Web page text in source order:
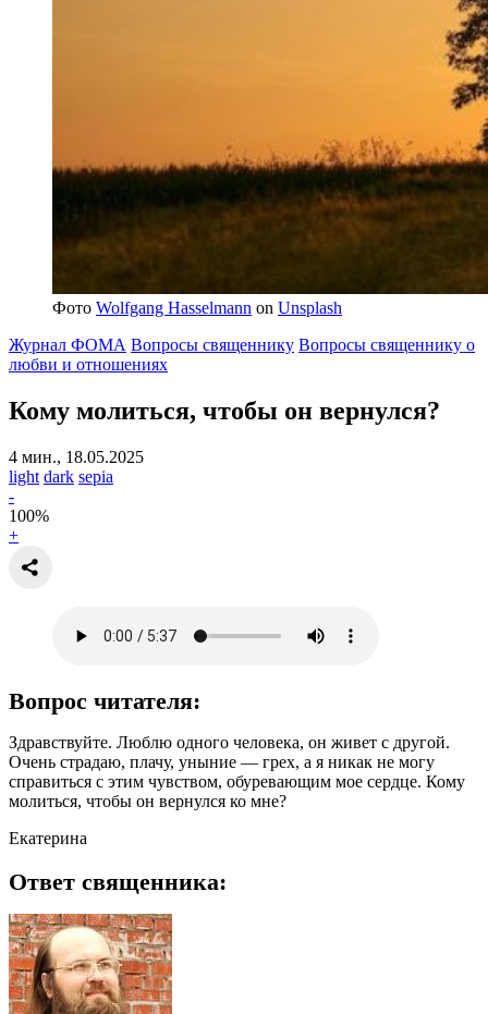
Фото Wolfgang Hasselmann on Unsplash
Журнал ФОМА Вопросы священнику Вопросы священнику о
любви и отношениях
Кому молиться, чтобы он вернулся?
4 мин., 18.05.2025
light dark sepia
-
100%
+
Вопрос читателя:
Здравствуйте. Люблю одного человека, он живет с другой.
Очень страдаю, плачу, уныние — грех, а я никак не могу
справиться с этим чувством, обуревающим мое сердце. Кому
молиться, чтобы он вернулся ко мне?
Екатерина
Ответ священника: